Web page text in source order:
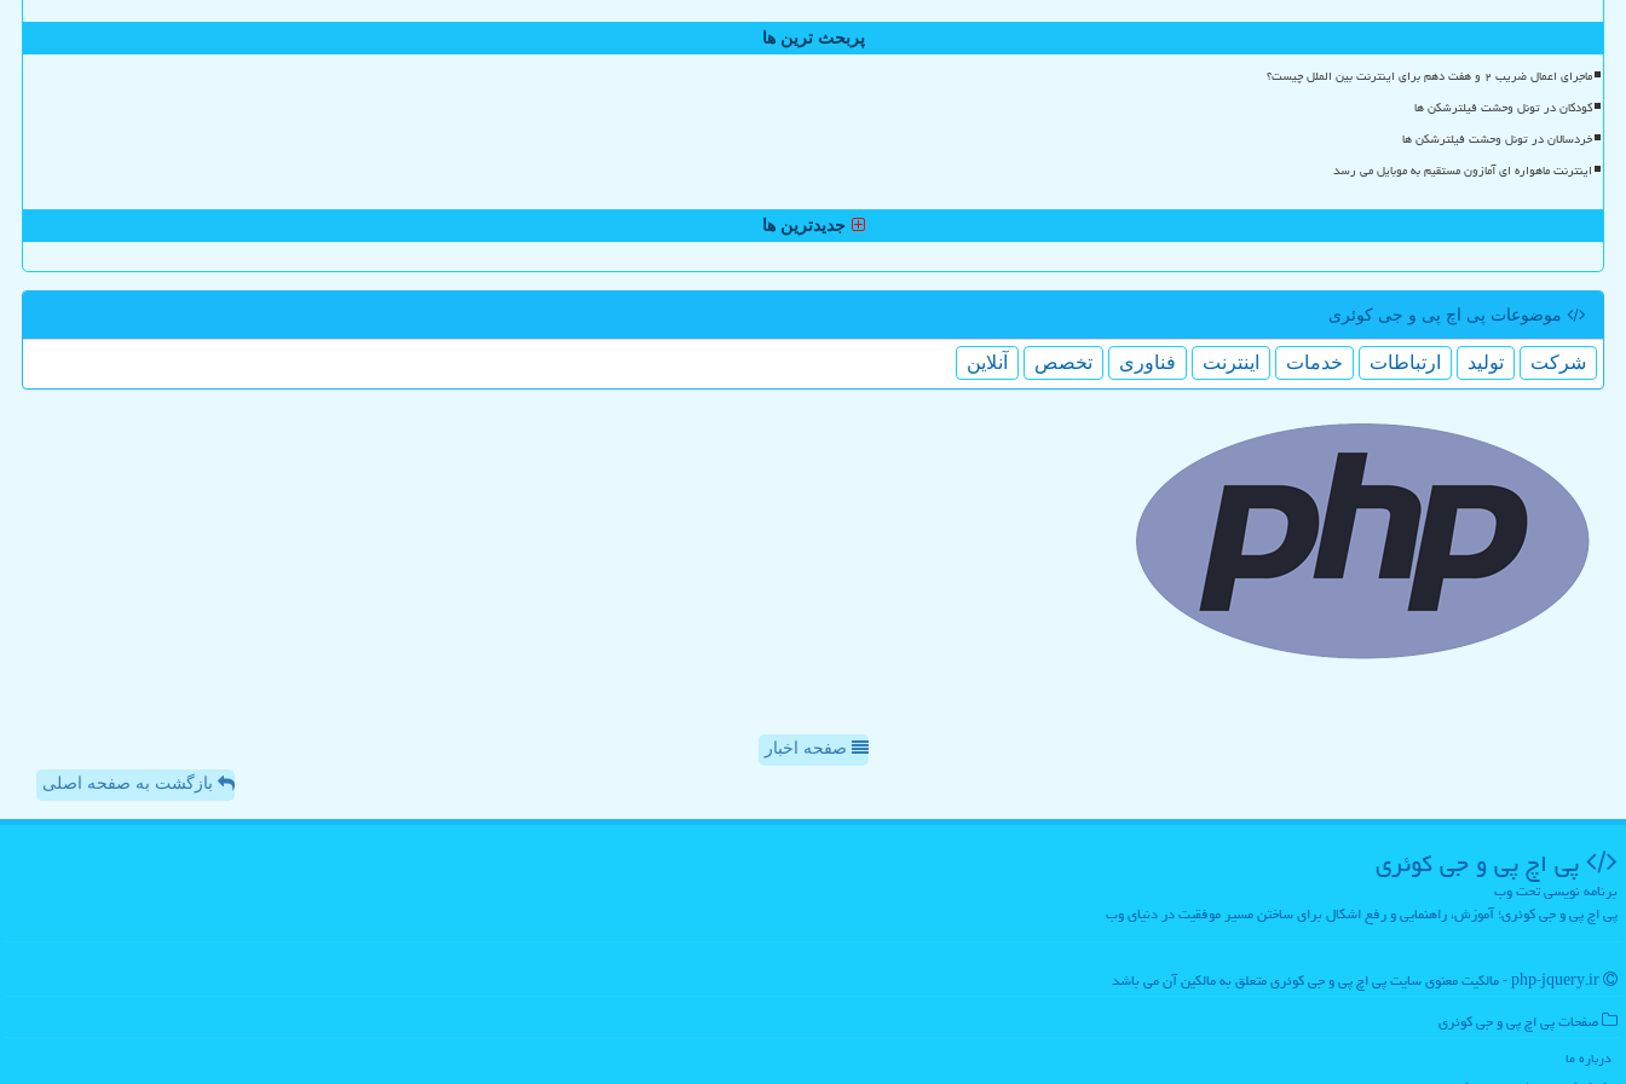
پربحث ترین ها
ماجرای اعمال ضریب ۲ و هفت دهم برای اینترنت بین الملل چیست؟
کودکان در تونل وحشت فیلترشکن ها
خردسالان در تونل وحشت فیلترشکن ها
اینترنت ماهواره ای آمازون مستقیم به موبایل می رسد
جدیدترین ها
موضوعات پی اچ پی و جی كوئری
شركت تولید ارتباطات خدمات اینترنت فناوری تخصص آنلاین
صفحه اخبار
بازگشت به صفحه اصلی
پی اچ پی و جی كوئری
برنامه نویسی تحت وب
پی اچ پی و جی کوئری؛ آموزش، راهنمایی و رفع اشکال برای ساختن مسیر موفقیت در دنیای وب
صفحات پی اچ پی و جی كوئری
درباره ما